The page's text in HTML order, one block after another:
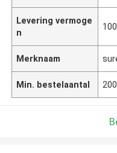
Levering vermoge
n
Merknaam
Min. bestelaantal